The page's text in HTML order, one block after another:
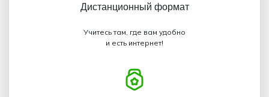
Дистанционный формат
Учитесь там, где вам удобно
и есть интернет!